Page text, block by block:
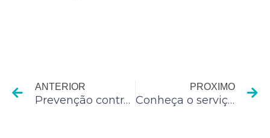
ANTERIOR
Prevenção contra incêndios é essencial para condomínios
PROXIMO
Conheça o serviço de take away food